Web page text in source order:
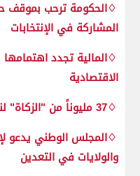
♢الحكومة ترحب بموقف
المشاركة في الإنتخابات
♢المالية تجدد
الاقتصادية
♢37 مليوناً من "الزكاة" لنفرة رمضان بشرق دارفور
♢المجلس الوطني يدعو
والولايات في التعدين